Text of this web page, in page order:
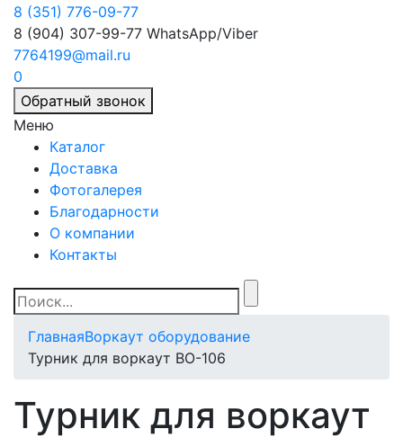
8 (351) 776-09-77
8 (904) 307-99-77 WhatsApp/Viber
7764199@mail.ru
0
Обратный звонок
Меню
Каталог
Доставка
Фотогалерея
Благодарности
О компании
Контакты
ГлавнаяВоркаут оборудование
Турник для воркаут ВО-106
Турник для воркаут